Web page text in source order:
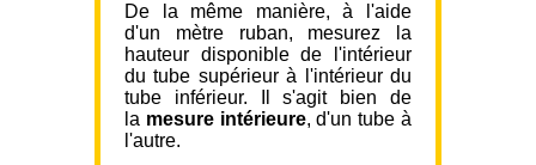
De la même manière, à l'aide
d'un mètre ruban, mesurez la
hauteur disponible de l'intérieur
du tube supérieur à l'intérieur du
tube inférieur. Il s'agit bien de
la mesure intérieure, d'un tube à
l'autre.